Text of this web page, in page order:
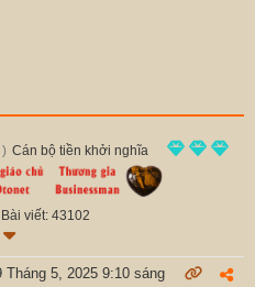
Cán bộ tiền khởi nghĩa
Bài viết: 43102
Tháng 5, 2025 9:10 sáng